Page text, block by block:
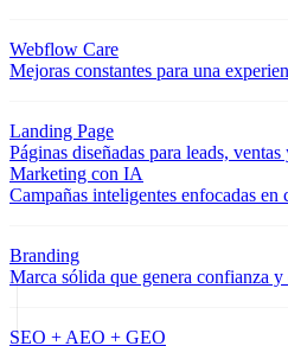
Webflow Care
Mejoras constantes para una
Landing Page
Páginas diseñadas para leads,
Marketing con IA
Campañas inteligentes enfocadas
Branding
Marca sólida que genera confianza y
SEO + AEO + GEO